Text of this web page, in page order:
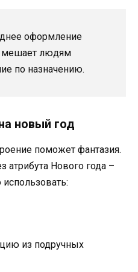
оформление
мешает людям
по назначению.
новый год
поможет фантазия.
атрибута Нового года –
из подручных